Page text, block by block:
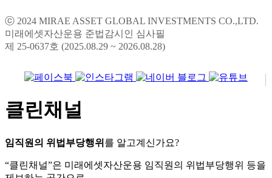
ⓒ 2024 MIRAE ASSET GLOBAL INVESTMENTS CO.,LTD.
미래에셋자산운용 준법감시인 심사필
제 25-0637호 (2025.08.29 ~ 2026.08.28)
클린채널
임직원의 위법부당행위 를 알고계신가요?
“클린채널”은 미래에셋자산운용 임직원의 위법부당행위 등을